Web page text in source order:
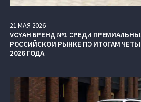
21 МАЯ 2026
VOYAH БРЕНД №1 СРЕДИ
РОССИЙСКОМ РЫНКЕ ПО ИТОГАМ
2026 ГОДА